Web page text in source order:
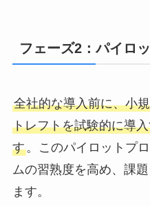
フェーズ2：パイロ
全社的な導入前に、小
トレフトを試験的に導
す。このパイロットプ
ムの習熟度を高め、課
ます。